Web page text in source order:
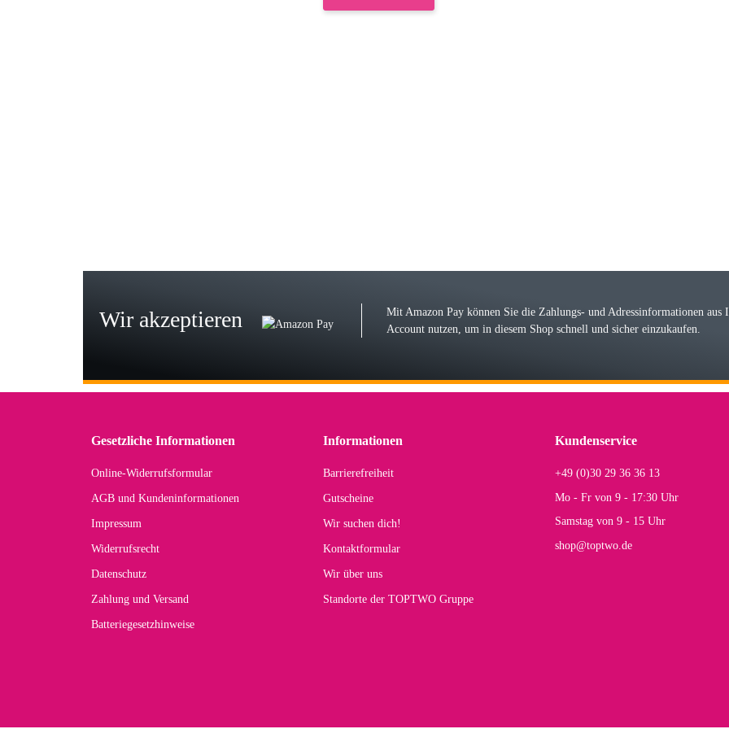
Der Koffer macht einen sehr soliden Eindruck. Die Zuverlässigkeit muss sich noch in
Hans E
Wir akzeptieren
Mit Amazon Pay können Sie die Zahlungs- und Adressinformationen aus
Account nutzen, um in diesem Shop schnell und sicher einzukaufen.
Gesetzliche Informationen
Online-Widerrufsformular
AGB und Kundeninformationen
Impressum
Widerrufsrecht
Datenschutz
Zahlung und Versand
Batteriegesetzhinweise
Informationen
Barrierefreiheit
Gutscheine
Wir suchen dich!
Kontaktformular
Wir über uns
Standorte der TOPTWO Gruppe
Kundenservice
+49 (0)30 29 36 36 13
Mo - Fr von 9 - 17:30 Uhr
Samstag von 9 - 15 Uhr
shop@toptwo.de